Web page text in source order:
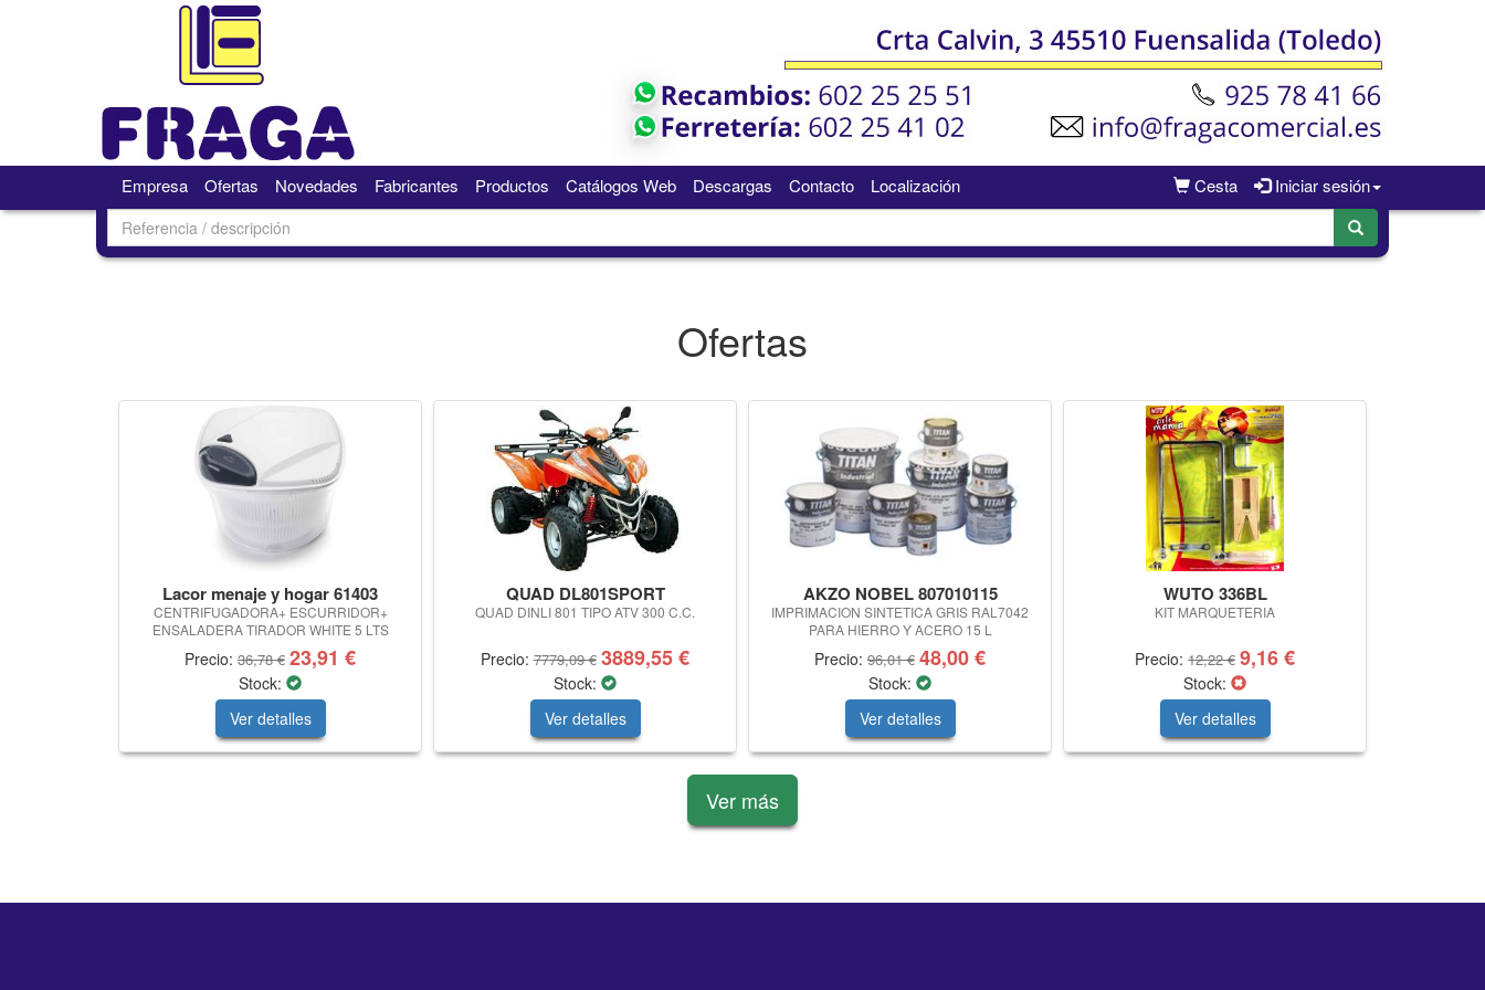
Cesta Iniciar sesión
Empresa Ofertas Novedades Fabricantes Productos Catálogos Web Descargas Contacto Localización
Ofertas
Lacor menaje y hogar 61403
CENTRIFUGADORA+ ESCURRIDOR+
ENSALADERA TIRADOR WHITE 5 LTS
Precio: 36,78 € 23,91 €
Stock:
Ver detalles
QUAD DL801SPORT
QUAD DINLI 801 TIPO ATV 300 C.C.
Precio: 7779,09 € 3889,55 €
Stock:
Ver detalles
AKZO NOBEL 807010115
IMPRIMACION SINTETICA GRIS RAL7042
PARA HIERRO Y ACERO 15 L
Precio: 96,01 € 48,00 €
Stock:
Ver detalles
WUTO 336BL
KIT MARQUETERIA
Precio: 12,22 € 9,16 €
Stock:
Ver detalles
Ver más